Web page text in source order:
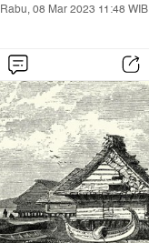
Rabu, 08 Mar 2023 11:48 WIB